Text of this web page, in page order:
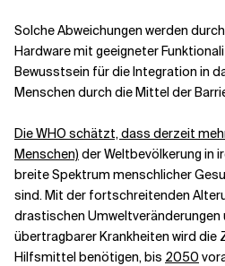
Solche Abweichungen werden
Hardware mit geeigneter
Bewusstsein für die Integration in
Menschen durch die Mittel der
Die WHO schätzt, dass derzeit
Menschen) der Weltbevölkerung in
breite Spektrum menschlicher
sind. Mit der fortschreitenden
drastischen Umweltveränderungen
übertragbarer Krankheiten wird die
Hilfsmittel benötigen, bis 2050